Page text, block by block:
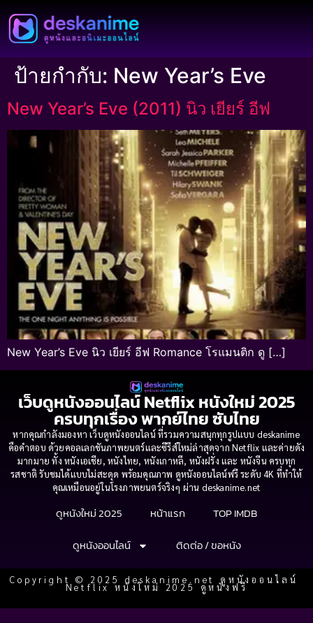
ป้ายกำกับ: New Year’s Eve
New Year’s Eve (2011) นิว เยียร์ อีฟ
New Year’s Eve นิว เยียร์ อีฟ Romance โรแมนติก ดู […]
เว็บดูหนังออนไลน์ Netflix หนังใหม่ 2025
ครบทุกเรื่อง พากย์ไทย ซับไทย
หากคุณกำลังมองหา เว็บดูหนังออนไลน์ ที่รวมความสนุกทุกรูปแบบ deskanime
คือคำตอบ ด้วยคอลเลกชันภาพยนตร์และซีรีส์ใหม่ล่าสุดจาก Netflix และค่ายดัง
มากมาย ทั้ง หนังเอเชีย, หนังไทย, หนังเกาหลี, หนังฝรั่ง และ หนังจีน ครบทุก
รสชาติ รับชมได้แบบไม่สะดุด พร้อมคุณภาพ ดูหนังออนไลน์ฟรี ระดับ 4K ที่ทำให้
คุณเหมือนอยู่ในโรงภาพยนตร์จริงๆ ผ่าน deskanime.net
ดูหนังใหม่ 2025 หน้าแรก
TOP IMDB
ดูหนังออนไลน์
ติดต่อ / ขอหนัง
Copyright © 2025 deskanime.net ดูหนังออนไลน์
Netflix หนังใหม่ 2025 ดูหนังฟรี